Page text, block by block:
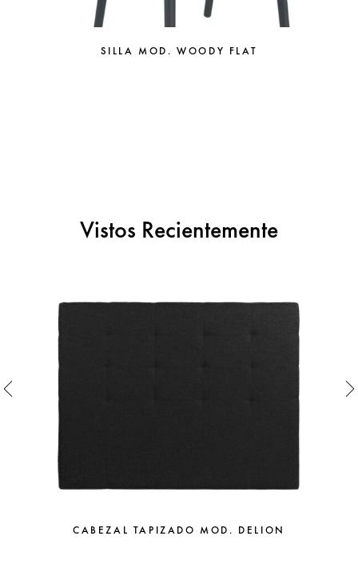
SILLA MOD. WOODY FLAT
Vistos Recientemente
CABEZAL TAPIZADO MOD. DELION